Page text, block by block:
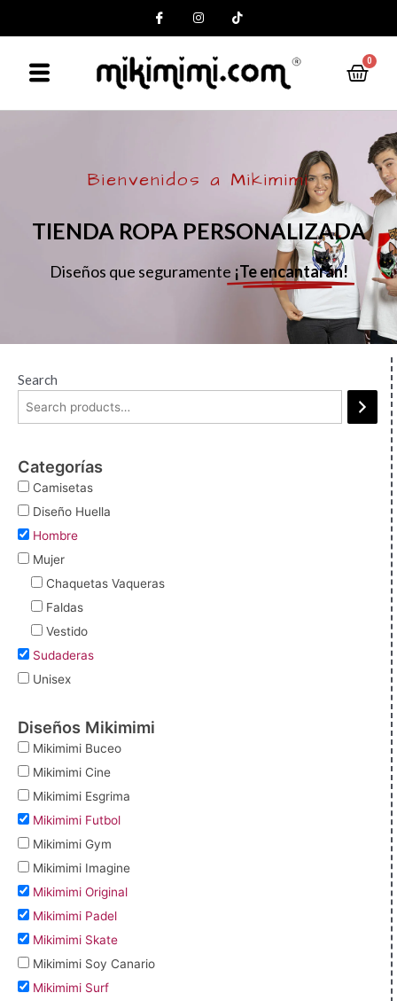
0
Bienvenidos a Mikimimi
TIENDA ROPA PERSONALIZADA
Diseños que seguramente ¡Te encantarán!
Search
Categorías
Camisetas
Diseño Huella
Hombre
Mujer
Chaquetas Vaqueras
Faldas
Vestido
Sudaderas
Unisex
Diseños Mikimimi
Mikimimi Buceo
Mikimimi Cine
Mikimimi Esgrima
Mikimimi Futbol
Mikimimi Gym
Mikimimi Imagine
Mikimimi Original
Mikimimi Padel
Mikimimi Skate
Mikimimi Soy Canario
Mikimimi Surf